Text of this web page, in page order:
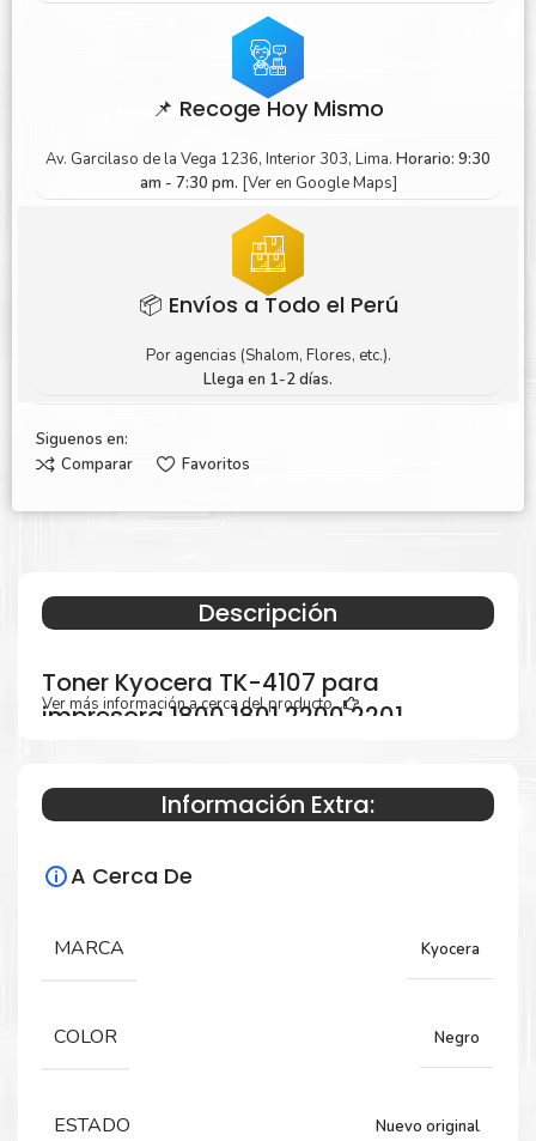
📌 Recoge Hoy Mismo
Av. Garcilaso de la Vega 1236, Interior 303, Lima. Horario: 9:30
am - 7:30 pm. [Ver en Google Maps]
📦 Envíos a Todo el Perú
Por agencias (Shalom, Flores, etc.).
Llega en 1-2 días.
Siguenos en:
Comparar
Favoritos
Descripción
Toner Kyocera TK-4107 para
impresora 1800 1801 2200 2201
Especificaciones Técnicas
Para impresoras:
1800, 1801, 2200, 2201.
Ver más información a cerca del producto...
Información Extra:
A Cerca De
MARCA Kyocera
COLOR Negro
ESTADO Nuevo original